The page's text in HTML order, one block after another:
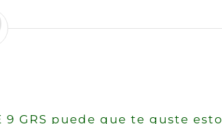
9 GRS puede que te guste esto